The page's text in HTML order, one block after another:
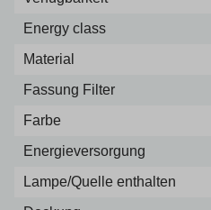
Energy class
Material
Fassung Filter
Farbe
Energieversorgung
Lampe/Quelle enthalten